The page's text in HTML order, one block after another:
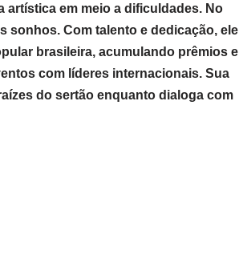
artística em meio a dificuldades. No
sonhos. Com talento e dedicação, ele
brasileira, acumulando prêmios e
com líderes internacionais. Sua
do sertão enquanto dialoga com